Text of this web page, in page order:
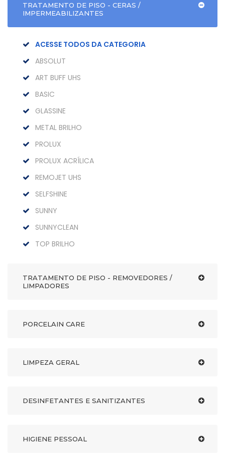
TRATAMENTO DE PISO - CERAS /
IMPERMEABILIZANTES
ACESSE TODOS DA CATEGORIA
ABSOLUT
ART BUFF UHS
BASIC
GLASSINE
METAL BRILHO
PROLUX
PROLUX ACRÍLICA
REMOJET UHS
SELFSHINE
SUNNY
SUNNYCLEAN
TOP BRILHO
TRATAMENTO DE PISO - REMOVEDORES /
LIMPADORES
PORCELAIN CARE
LIMPEZA GERAL
DESINFETANTES E SANITIZANTES
HIGIENE PESSOAL